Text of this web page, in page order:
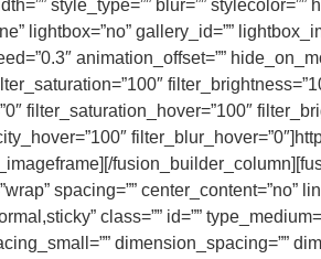
style_type=”” blur=”” stylecolor=””
lightbox=”no” gallery_id=””
animation_offset=””
filter_saturation_hover=”100″
spacing=”” center_content=”no”
class=”” id=””
dimension_spacing=””